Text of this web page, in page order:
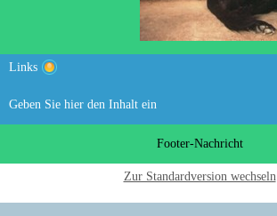
Links
Geben Sie hier den Inhalt ein
Footer-Nachricht
Zur Standardversion wechseln